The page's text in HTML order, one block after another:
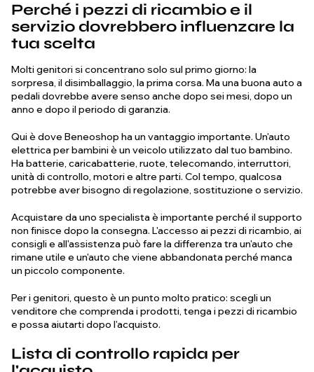
Perché i pezzi di ricambio e il
servizio dovrebbero influenzare la
tua scelta
Molti genitori si concentrano solo sul primo giorno: la
sorpresa, il disimballaggio, la prima corsa. Ma una buona auto a
pedali dovrebbe avere senso anche dopo sei mesi, dopo un
anno e dopo il periodo di garanzia.
Qui è dove Beneoshop ha un vantaggio importante. Un'auto
elettrica per bambini è un veicolo utilizzato dal tuo bambino.
Ha batterie, caricabatterie, ruote, telecomando, interruttori,
unità di controllo, motori e altre parti. Col tempo, qualcosa
potrebbe aver bisogno di regolazione, sostituzione o servizio.
Acquistare da uno specialista è importante perché il supporto
non finisce dopo la consegna. L'accesso ai pezzi di ricambio, ai
consigli e all'assistenza può fare la differenza tra un'auto che
rimane utile e un'auto che viene abbandonata perché manca
un piccolo componente.
Per i genitori, questo è un punto molto pratico: scegli un
venditore che comprenda i prodotti, tenga i pezzi di ricambio
e possa aiutarti dopo l'acquisto.
Lista di controllo rapida per